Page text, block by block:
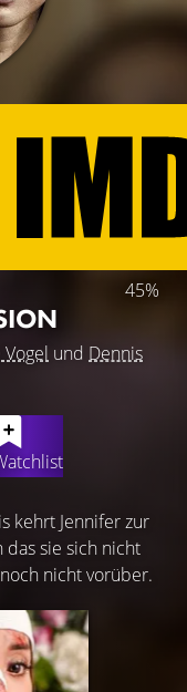
45%
und Dennis
kehrt Jennifer zur
das sie sich nicht
nicht vorüber.